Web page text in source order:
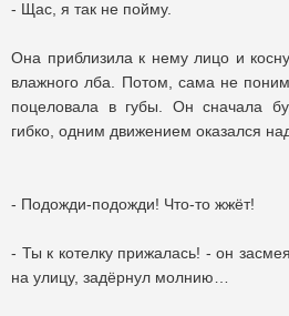
- Щас, я так не пойму.
Она приблизила к нему лицо и
влажного лба. Потом, сама не
поцеловала в губы. Он сначала
гибко, одним движением оказался
- Подожди-подожди! Что-то жжёт!
- Ты к котелку прижалась! - он
на улицу, задёрнул молнию…